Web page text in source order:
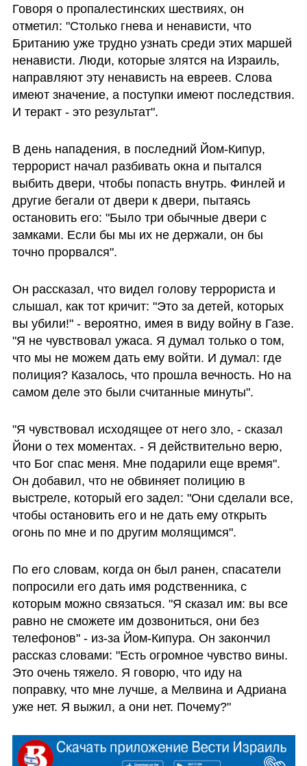
Говоря о пропалестинских шествиях, он
отметил: "Столько гнева и ненависти, что
Британию уже трудно узнать среди этих маршей
ненависти. Люди, которые злятся на Израиль,
направляют эту ненависть на евреев. Слова
имеют значение, а поступки имеют последствия.
И теракт - это результат".
В день нападения, в последний Йом-Кипур,
террорист начал разбивать окна и пытался
выбить двери, чтобы попасть внутрь. Финлей и
другие бегали от двери к двери, пытаясь
остановить его: "Было три обычные двери с
замками. Если бы мы их не держали, он бы
точно прорвался".
Он рассказал, что видел голову террориста и
слышал, как тот кричит: "Это за детей, которых
вы убили!" - вероятно, имея в виду войну в Газе.
"Я не чувствовал ужаса. Я думал только о том,
что мы не можем дать ему войти. И думал: где
полиция? Казалось, что прошла вечность. Но на
самом деле это были считанные минуты".
"Я чувствовал исходящее от него зло, - сказал
Йони о тех моментах. - Я действительно верю,
что Бог спас меня. Мне подарили еще время".
Он добавил, что не обвиняет полицию в
выстреле, который его задел: "Они сделали все,
чтобы остановить его и не дать ему открыть
огонь по мне и по другим молящимся".
По его словам, когда он был ранен, спасатели
попросили его дать имя родственника, с
которым можно связаться. "Я сказал им: вы все
равно не сможете им дозвониться, они без
телефонов" - из-за Йом-Кипура. Он закончил
рассказ словами: "Есть огромное чувство вины.
Это очень тяжело. Я говорю, что иду на
поправку, что мне лучше, а Мелвина и Адриана
уже нет. Я выжил, а они нет. Почему?"